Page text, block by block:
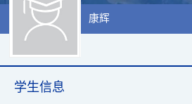
康辉
学生信息